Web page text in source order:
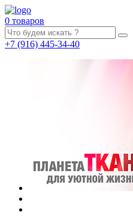
0 товаров
+7 (916) 445-34-40